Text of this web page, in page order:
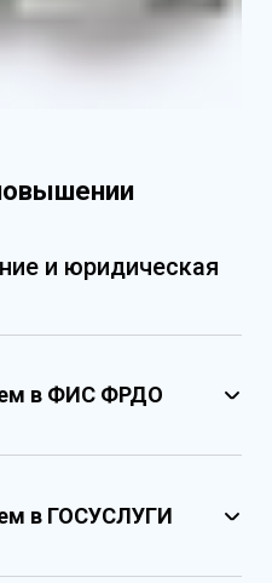
и юридическая
в ФИС ФРДО
в ГОСУСЛУГИ